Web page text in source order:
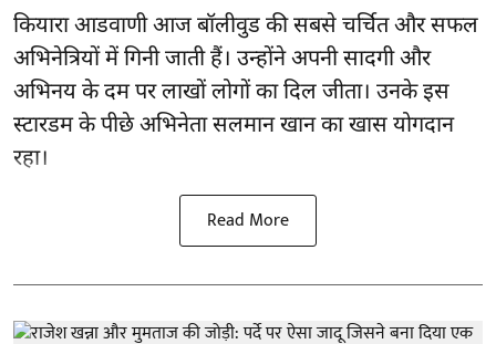
कियारा आडवाणी आज बॉलीवुड की सबसे चर्चित और सफल
अभिनेत्रियों में गिनी जाती हैं। उन्होंने अपनी सादगी और
अभिनय के दम पर लाखों लोगों का दिल जीता। उनके इस
स्टारडम के पीछे अभिनेता सलमान खान का खास योगदान
रहा।
Read More